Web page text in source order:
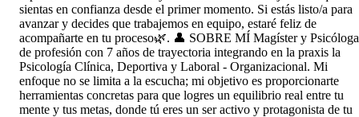
sientas en confianza desde el primer momento. Si estás listo/a para
avanzar y decides que trabajemos en equipo, estaré feliz de
acompañarte en tu proceso🌿. 👤 SOBRE MÍ Magíster y Psicóloga
de profesión con 7 años de trayectoria integrando en la praxis la
Psicología Clínica, Deportiva y Laboral - Organizacional. Mi
enfoque no se limita a la escucha; mi objetivo es proporcionarte
herramientas concretas para que logres un equilibrio real entre tu
mente y tus metas, donde tú eres un ser activo y protagonista de tu